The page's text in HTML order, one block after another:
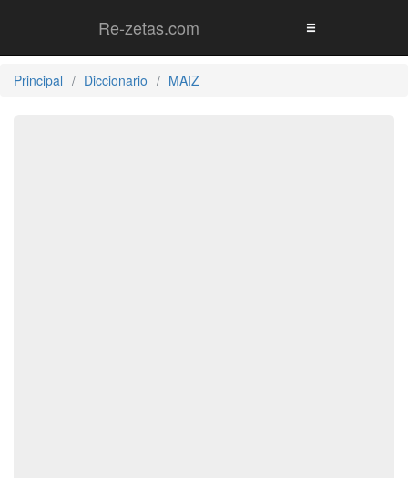
Re-zetas.com
Principal Diccionario MAIZ